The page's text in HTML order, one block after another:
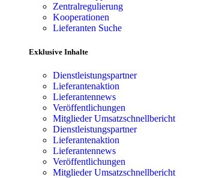
Zentralregulierung
Kooperationen
Lieferanten Suche
Exklusive Inhalte
Dienstleistungspartner
Lieferantenaktion
Lieferantennews
Veröffentlichungen
Mitglieder Umsatzschnellbericht
Dienstleistungspartner
Lieferantenaktion
Lieferantennews
Veröffentlichungen
Mitglieder Umsatzschnellbericht